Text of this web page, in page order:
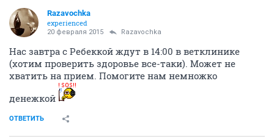
Razavochka
experienced
20 февраля 2015 Razavochka
Нас завтра с Ребеккой ждут в 14:00 в ветклинике
(хотим проверить здоровье все-таки). Может не
хватить на прием. Помогите нам немножко
денежкой
ОТВЕТИТЬ